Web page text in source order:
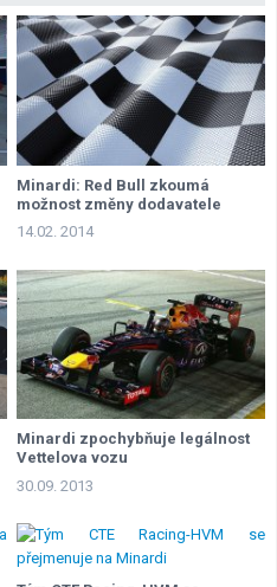
Minardi: Red Bull zkoumá
možnost změny dodavatele
14.02. 2014
Minardi zpochybňuje legálnost
Vettelova vozu
30.09. 2013